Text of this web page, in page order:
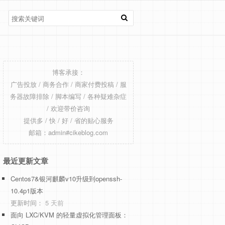
博客承接：
广告投放 / 商务合作 / 商家付费投稿 / 服
务器故障排除 / 脚本编写 / 各种疑难杂症
/ 欢迎带价咨询
提供多 / 快 / 好 / 省的贴心服务
邮箱：admin#cikeblog.com
最近更新文章
Centos7&银河麒麟v10升级到openssh-
10.4p1版本
更新时间： 5 天前
面向 LXC/KVM 的轻量虚拟化管理面板：